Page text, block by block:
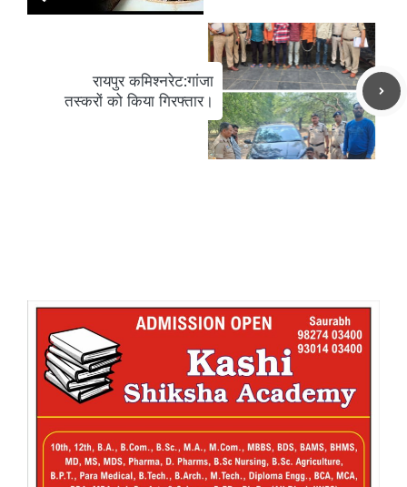
रायपुर कमिश्नरेट:गांजा
तस्करों को किया गिरफ्तार।